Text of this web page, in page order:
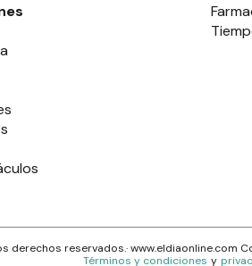
derechos reservados.· www.eldiaonline.com
Términos y condiciones y